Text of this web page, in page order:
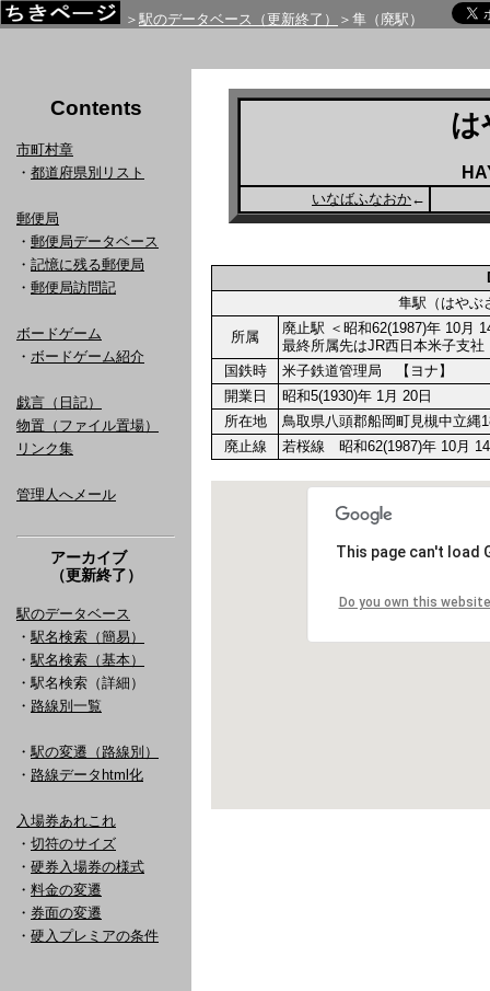
＞ 駅のデータベース（更新終了） ＞隼（廃駅）
Contents
市町村章
・ 都道府県別リスト
郵便局
・ 郵便局データベース
・ 記憶に残る郵便局
・ 郵便局訪問記
ボードゲーム
・ ボードゲーム紹介
戯言（日記）
物置（ファイル置場）
リンク集
管理人へメール
アーカイブ
（更新終了）
駅のデータベース
・ 駅名検索（簡易）
・ 駅名検索（基本）
・駅名検索（詳細）
・ 路線別一覧
・ 駅の変遷（路線別）
・ 路線データhtml化
入場券あれこれ
・ 切符のサイズ
・ 硬券入場券の様式
・ 料金の変遷
・ 券面の変遷
・ 硬入プレミアの条件
は
いなばふなおか←
隼駅（はや
所属
廃止駅 ＜昭和62(1987)年 10月
最終所属先はJR西日本米子支社
国鉄時
米子鉄道管理局 【ヨナ】
開業日
昭和5(1930)年 1月 20日
所在地
鳥取県八頭郡船岡町見槻中立縄
廃止線
若桜線 昭和62(1987)年 10月